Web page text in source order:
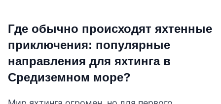
Где обычно происходят яхтенные
приключения: популярные
направления для яхтинга в
Средиземном море?